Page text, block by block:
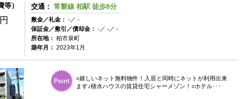
等） 交通： 常磐線 柏駅 徒歩8分
敷金／礼金： -／ -
保証金／敷引／償却金： -／ -／ -
所在地： 柏市泉町
築年月： 2023年1月
○嬉しいネット無料物件！入居と同時にネットが利用出来
ます♪積水ハウスの賃貸住宅シャーメゾン！○ホテル･･･